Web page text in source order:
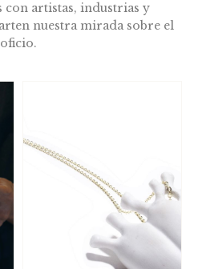
artistas, industrias y
nuestra mirada sobre el
oficio.